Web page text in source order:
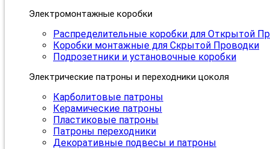
Электромонтажные коробки
Распределительные коробки для Открытой
Коробки монтажные для Скрытой Проводки
Подрозетники и установочные коробки
Электрические патроны и переходники цоколя
Карболитовые патроны
Керамические патроны
Пластиковые патроны
Патроны переходники
Декоративные подвесы и патроны